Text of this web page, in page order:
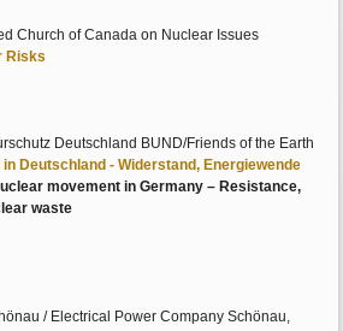
Church of Canada on Nuclear Issues
Risks
Deutschland BUND/Friends of the Earth
Deutschland - Widerstand, Energiewende
movement in Germany – Resistance,
waste
/ Electrical Power Company Schönau,